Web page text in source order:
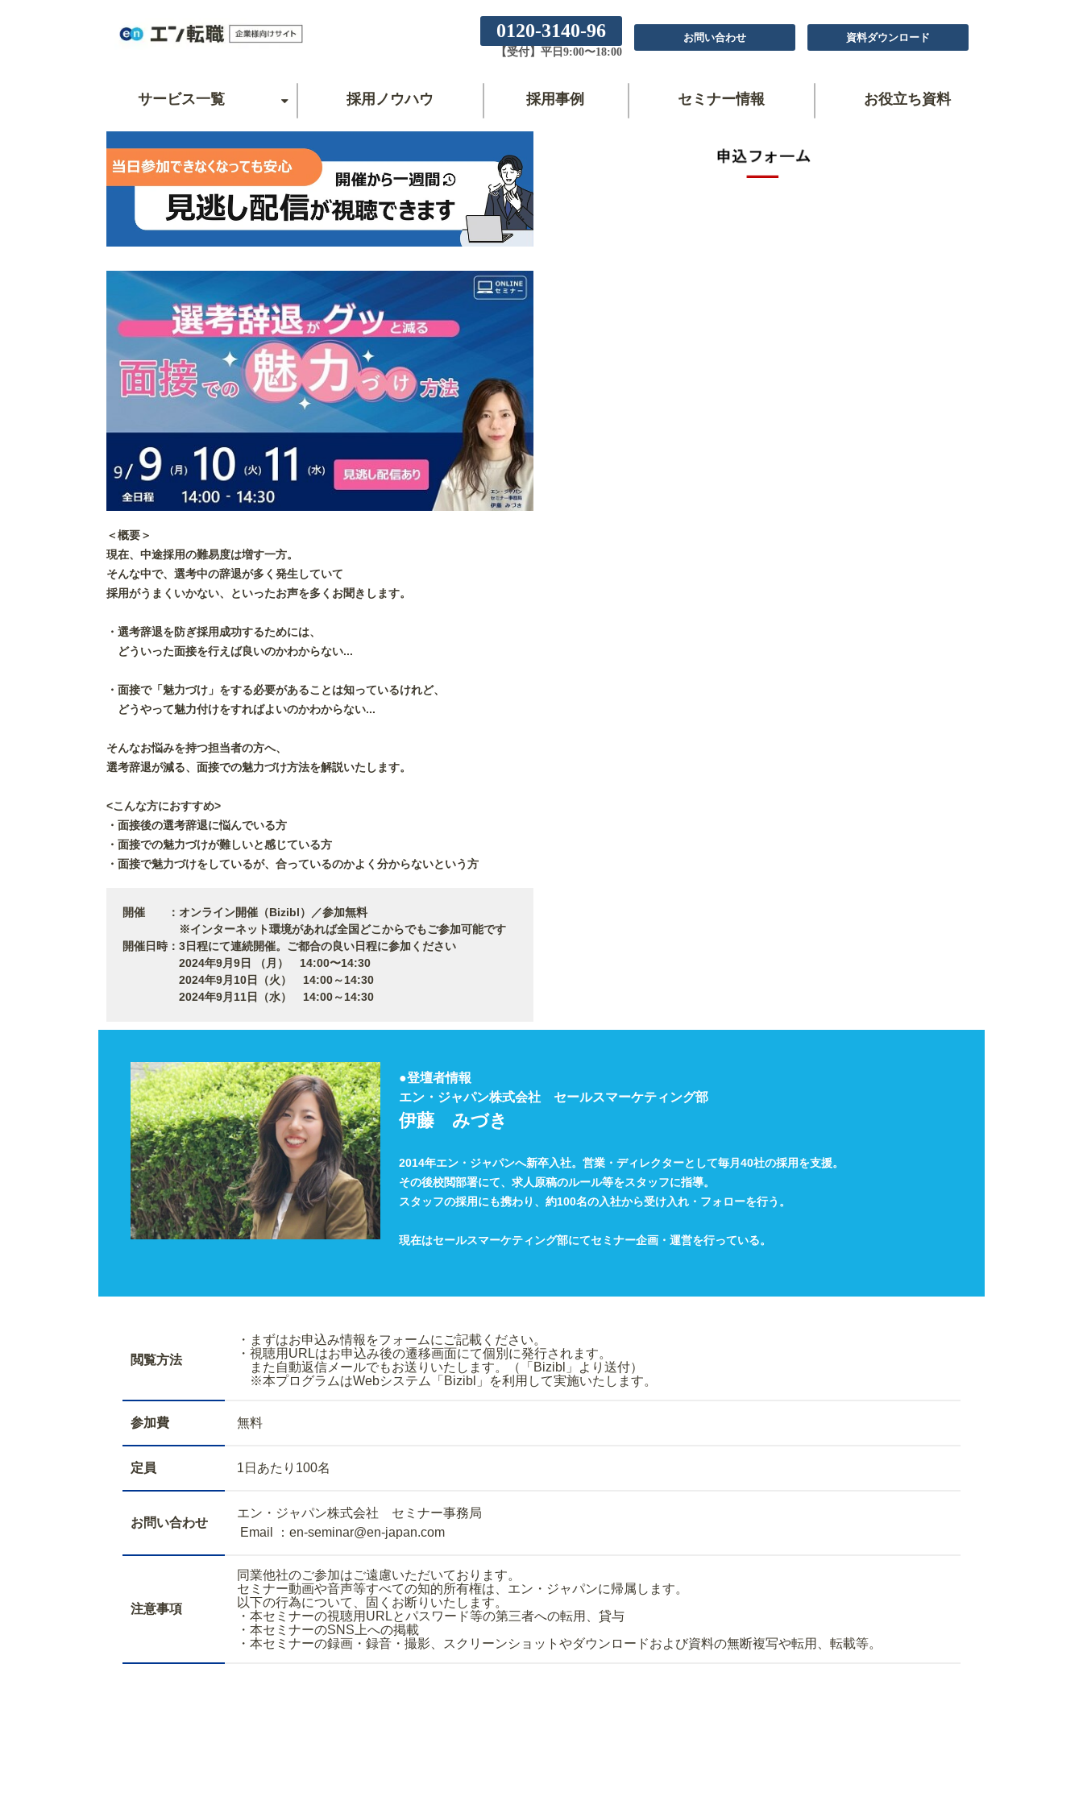
0120-3140-96
【受付】平日9:00〜18:00
お問い合わせ 資料ダウンロード
サービス一覧 採用ノウハウ 採用事例 セミナー情報 お役立ち資料
＜概要＞
現在、中途採用の難易度は増す一方。
そんな中で、選考中の辞退が多く発生していて
採用がうまくいかない、といったお声を多くお聞きします。
・選考辞退を防ぎ採用成功するためには、
どういった面接を行えば良いのかわからない...
・面接で「魅力づけ」をする必要があることは知っているけれど、
どうやって魅力付けをすればよいのかわからない...
そんなお悩みを持つ担当者の方へ、
選考辞退が減る、面接での魅力づけ方法を解説いたします。
<こんな方におすすめ>
・面接後の選考辞退に悩んでいる方
・面接での魅力づけが難しいと感じている方
・面接で魅力づけをしているが、合っているのかよく分からないという方
開催 ：オンライン開催（Bizibl）／参加無料
※インターネット環境があれば全国どこからでもご参加可能です
開催日時：3日程にて連続開催。ご都合の良い日程に参加ください
2024年9月9日 （月） 14:00〜14:30
2024年9月10日（火） 14:00～14:30
2024年9月11日（水） 14:00～14:30
●登壇者情報
エン・ジャパン株式会社 セールスマーケティング部
伊藤 みづき
2014年エン・ジャパンへ新卒入社。営業・ディレクターとして毎月40社の採用を支援。
その後校閲部署にて、求人原稿のルール等をスタッフに指導。
スタッフの採用にも携わり、約100名の入社から受け入れ・フォローを行う。
現在はセールスマーケティング部にてセミナー企画・運営を行っている。
閲覧方法
・まずはお申込み情報をフォームにご記載ください。
・視聴用URLはお申込み後の遷移画面にて個別に発行されます。
また自動返信メールでもお送りいたします。（「Bizibl」より送付）
※本プログラムはWebシステム「Bizibl」を利用して実施いたします。
参加費 無料
定員 1日あたり100名
お問い合わせ
エン・ジャパン株式会社 セミナー事務局
Email ：en-seminar@en-japan.com
注意事項
同業他社のご参加はご遠慮いただいております。
セミナー動画や音声等すべての知的所有権は、エン・ジャパンに帰属します。
以下の行為について、固くお断りいたします。
・本セミナーの視聴用URLとパスワード等の第三者への転用、貸与
・本セミナーのSNS上への掲載
・本セミナーの録画・録音・撮影、スクリーンショットやダウンロードおよび資料の無断複写や転用、転載等。